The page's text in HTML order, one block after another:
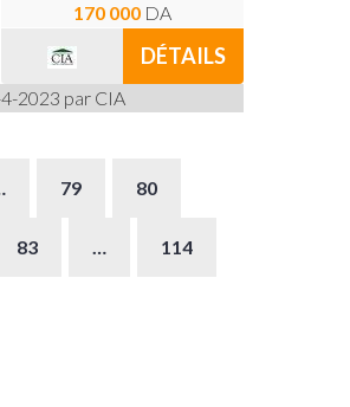
170 000 DA
DÉTAILS
2023 par CIA
79 80
83 … 114